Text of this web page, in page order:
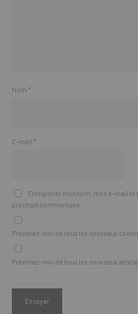
Nom *
E-mail *
Enregistrer mon nom, mon e-mail
prochain commentaire.
Prévenez-moi de tous les nouveaux
Prévenez-moi de tous les nouveaux